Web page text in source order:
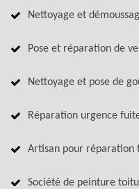
Nettoyage et
Pose et réparation de
Nettoyage et pose de
Réparation urgence
Artisan pour réparation
Société de peinture